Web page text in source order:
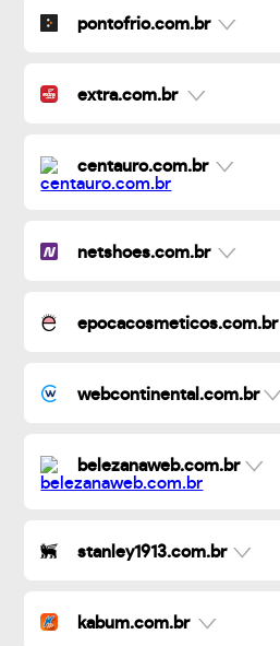
pontofrio.com.br
extra.com.br
centauro.com.br
netshoes.com.br
epocacosmeticos.com.br
webcontinental.com.br
belezanaweb.com.br
stanley1913.com.br
kabum.com.br